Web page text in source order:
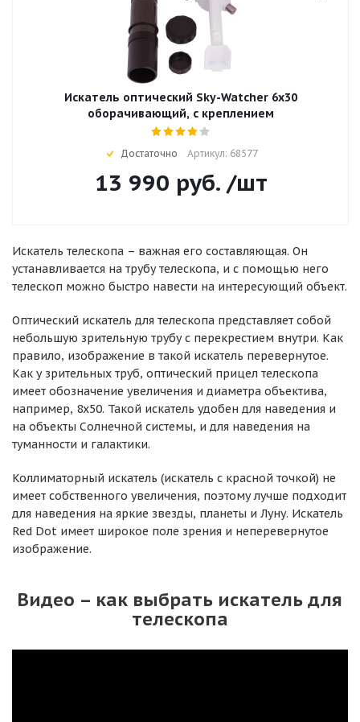
Искатель оптический Sky-Watcher 6x30
оборачивающий, с креплением
Достаточно Артикул: 68577
13 990 руб. /шт
Искатель телескопа – важная его составляющая. Он
устанавливается на трубу телескопа, и с помощью него
телескоп можно быстро навести на интересующий объект.
Оптический искатель для телескопа представляет собой
небольшую зрительную трубу с перекрестием внутри. Как
правило, изображение в такой искатель перевернутое.
Как у зрительных труб, оптический прицел телескопа
имеет обозначение увеличения и диаметра объектива,
например, 8х50. Такой искатель удобен для наведения и
на объекты Солнечной системы, и для наведения на
туманности и галактики.
Коллиматорный искатель (искатель с красной точкой) не
имеет собственного увеличения, поэтому лучше подходит
для наведения на яркие звезды, планеты и Луну. Искатель
Red Dot имеет широкое поле зрения и неперевернутое
изображение.
Видео – как выбрать искатель для
телескопа